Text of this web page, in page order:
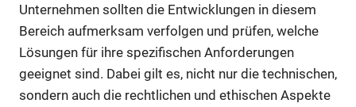
Unternehmen sollten die Entwicklungen in diesem
Bereich aufmerksam verfolgen und prüfen, welche
Lösungen für ihre spezifischen Anforderungen
geeignet sind. Dabei gilt es, nicht nur die technischen,
sondern auch die rechtlichen und ethischen Aspekte